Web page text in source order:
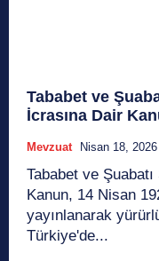
Tababet ve
İcrasına Dair
Mevzuat Nisan 18, 2026
Tababet ve Şuabatı
Kanun, 14 Nisan
yayınlanarak
Türkiye'de...